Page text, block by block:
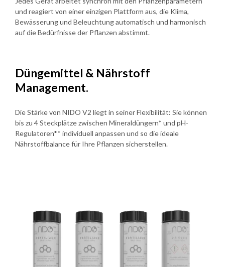
und reagiert von einer einzigen Plattform aus, die Klima,
Bewässerung und Beleuchtung automatisch und harmonisch
auf die Bedürfnisse der Pflanzen abstimmt.
Düngemittel & Nährstoff
Management.
Die Stärke von NIDO V2 liegt in seiner Flexibilität: Sie können
bis zu 4 Steckplätze zwischen Mineraldüngern* und pH-
Regulatoren** individuell anpassen und so die ideale
Nährstoffbalance für Ihre Pflanzen sicherstellen.